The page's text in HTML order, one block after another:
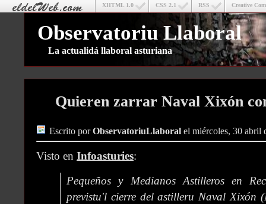
Creative
RSS
CSS 2.1
XHTML 1.0
Observatoriu Llaboral
La actualidá llaboral asturiana
Quieren zarrar Naval Xixón
Escrito porObservatoriuLlaboral el miércoles, 30 abril
Visto en Infoasturies:
Pequeños y Medianos Astilleros en
previstu'l cierre del astilleru Naval Xixón